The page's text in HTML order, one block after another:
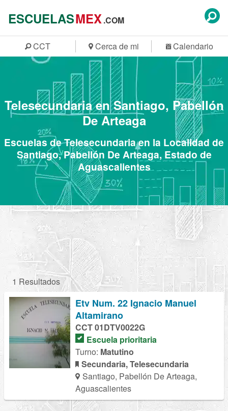
ESCUELASMEX.COM
CCT Cerca de mi Calendario
Telesecundaria en Santiago, Pabellón
De Arteaga
Escuelas de Telesecundaria en la Localidad de
Santiago, Pabellón De Arteaga, Estado de
Aguascalientes
1 Resultados
Etv Num. 22 Ignacio Manuel
Altamirano
CCT 01DTV0022G
Escuela prioritaria
Turno: Matutino
Secundaria, Telesecundaria
Santiago, Pabellón De Arteaga,
Aguascalientes